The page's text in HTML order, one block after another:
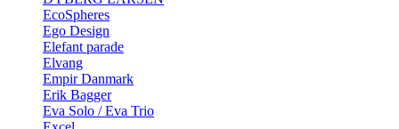
EcoSpheres
Ego Design
Elefant parade
Elvang
Empir Danmark
Erik Bagger
Eva Solo / Eva Trio